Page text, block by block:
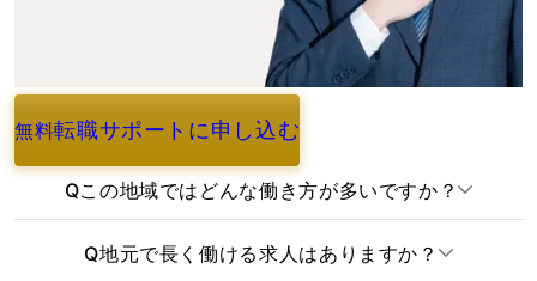
無料転職サポートに申し込む
よくあるご質問
Qこの地域ではどんな働き方が多いですか？
Q地元で長く働ける求人はありますか？